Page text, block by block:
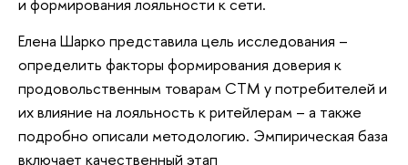
и формирования лояльности к сети.
Елена Шарко представила цель исследования –
определить факторы формирования доверия к
продовольственным товарам СТМ у потребителей и
их влияние на лояльность к ритейлерам – а также
подробно описали методологию. Эмпирическая база
включает качественный этап